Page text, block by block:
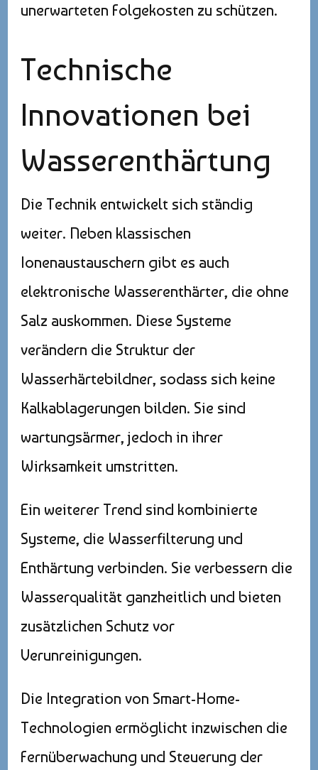
unerwarteten Folgekosten zu schützen.
Technische
Innovationen bei
Wasserenthärtung
Die Technik entwickelt sich ständig
weiter. Neben klassischen
Ionenaustauschern gibt es auch
elektronische Wasserenthärter, die ohne
Salz auskommen. Diese Systeme
verändern die Struktur der
Wasserhärtebildner, sodass sich keine
Kalkablagerungen bilden. Sie sind
wartungsärmer, jedoch in ihrer
Wirksamkeit umstritten.
Ein weiterer Trend sind kombinierte
Systeme, die Wasserfilterung und
Enthärtung verbinden. Sie verbessern die
Wasserqualität ganzheitlich und bieten
zusätzlichen Schutz vor
Verunreinigungen.
Die Integration von Smart-Home-
Technologien ermöglicht inzwischen die
Fernüberwachung und Steuerung der